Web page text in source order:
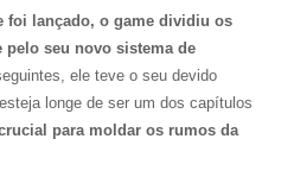
foi lançado, o game dividiu os
seu novo sistema de
ele teve o seu devido
longe de ser um dos capítulos
para moldar os rumos da